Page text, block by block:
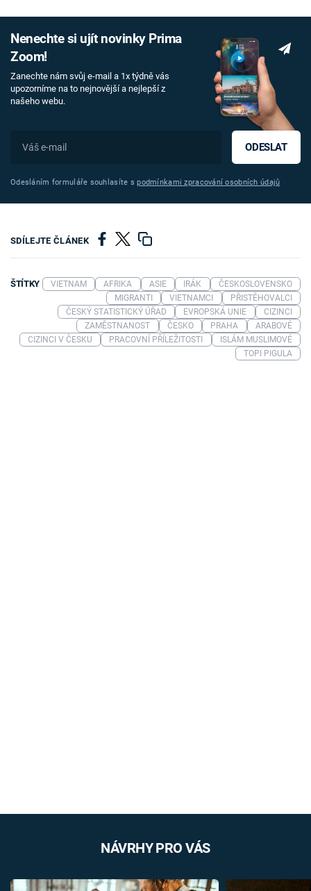
Nenechte si ujít novinky Prima
Zoom!
Zanechte nám svůj e-mail a 1x týdně vás
upozorníme na to nejnovější a nejlepší z
našeho webu.
ODESLAT
Odesláním formuláře souhlasíte spodmínkami zpracování osobních údajů
SDÍLEJTE ČLÁNEK
ŠTÍTKY VIETNAM AFRIKA ASIE IRÁK
ČESKOSLOVENSKO
MIGRANTI
VIETNAMCI
PŘISTĚHOVALCI
ČESKÝ STATISTICKÝ ÚŘAD
EVROPSKÁ UNIE
CIZINCI
ZAMĚSTNANOST
ČESKO PRAHA
ARABOVÉ
CIZINCI V ČESKU
PRACOVNÍ PŘÍLEŽITOSTI
ISLÁM MUSLIMOVÉ
TOPI PIGULA
NÁVRHY PRO VÁS